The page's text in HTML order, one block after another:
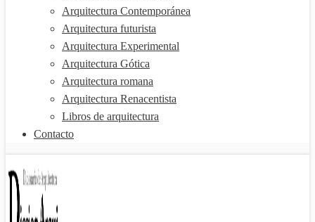
Arquitectura Contemporánea
Arquitectura futurista
Arquitectura Experimental
Arquitectura Gótica
Arquitectura romana
Arquitectura Renacentista
Libros de arquitectura
Contacto